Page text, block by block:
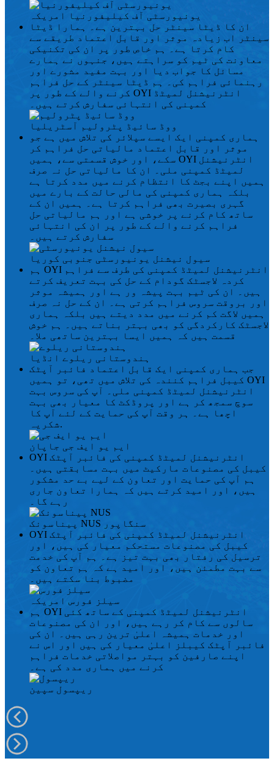
یونیورسٹی آف کیلیفورنیا
امریکہ
ان کا ڈیٹا سینٹر حل بہترین ہے۔ ہمارا ڈیٹا
سینٹر اب زیادہ موثر اور قابل اعتماد طریقے سے
کام کرتا ہے۔ ہم خاص طور پر ان کی تکنیکی
معاونت کی ٹیم کو سراہتے ہیں، جنہوں نے ہمارے
مسائل کا جواب دیا اور بہت مفید مشورے اور
رہنمائی فراہم کی۔ ہم ڈیٹا سینٹر کے حل فراہم
کرنے والے کے طور پر OYI انٹرنیشنل لمیٹڈ
کمپنی کی انتہائی سفارش کرتے ہیں۔
ووڈ سائیڈ پٹرولیم آسٹریلیا
ہماری کمپنی ایک ایسے سپلائر کی تلاش میں ہے جو
موثر اور قابل اعتماد مالیاتی حل فراہم کر
سکے، اور خوش قسمتی سے، ہمیں OYI انٹرنیشنل
لمیٹڈ کمپنی ملی۔ ان کا مالیاتی حل نہ صرف
ہمیں اپنے بجٹ کا انتظام کرنے میں مدد کرتا ہے
بلکہ ہماری کمپنی کی مالی حالت کے بارے میں
گہری بصیرت بھی فراہم کرتا ہے۔ ہمیں ان کے
ساتھ کام کرنے پر خوشی ہے اور ہم مالیاتی حل
فراہم کرنے والے کے طور پر ان کی انتہائی
سفارش کرتے ہیں۔
سیول نیشنل یونیورسٹی جنوبی کوریا
ہم OYI انٹرنیشنل لمیٹڈ کمپنی کی طرف سے فراہم
کردہ لاجسٹک گودام کے حل کی بہت تعریف کرتے
ہیں۔ ان کی ٹیم بہت پیشہ ور ہے اور ہمیشہ موثر
اور بروقت سروس فراہم کرتی ہے۔ ان کے حل نہ صرف
ہمیں لاگت کم کرنے میں مدد دیتے ہیں بلکہ ہماری
لاجسٹک کارکردگی کو بھی بہتر بناتے ہیں۔ ہم خوش
قسمت ہیں کہ ہمیں ایسا بہترین ساتھی ملا۔
ہندوستانی ریلوے انڈیا
جب ہماری کمپنی ایک قابل اعتماد فائبر آپٹک
کیبل فراہم کنندہ کی تلاش میں تھی، تو ہمیں OYI
انٹرنیشنل لمیٹڈ کمپنی ملی۔ آپ کی سروس بہت
سوچ سمجھ کر ہے اور پروڈکٹ کا معیار بھی بہت
اچھا ہے۔ ہر وقت آپ کی حمایت کے لئے آپ کا
شکریہ.
ایم یو ایف جی جاپان
OYI انٹرنیشنل لمیٹڈ کمپنی کی فائبر آپٹک
کیبل کی مصنوعات مارکیٹ میں بہت مسابقتی ہیں۔
ہم آپ کی حمایت اور تعاون کے لیے بے حد مشکور
ہیں، اور امید کرتے ہیں کہ ہمارا تعاون جاری
رہے گا۔
پیناسونک NUS سنگاپور
OYI انٹرنیشنل لمیٹڈ کمپنی کی فائبر آپٹک
کیبل کی مصنوعات مستحکم معیار کی ہیں، اور
ترسیل کی رفتار بھی بہت تیز ہے۔ ہم آپ کی خدمت
سے بہت مطمئن ہیں، اور امید ہے کہ ہم تعاون کو
مضبوط بنا سکتے ہیں۔
سیلز فورس امریکہ
ہم OYI انٹرنیشنل لمیٹڈ کمپنی کے ساتھ کئی
سالوں سے کام کر رہے ہیں، اور ان کی مصنوعات
اور خدمات ہمیشہ اعلیٰ ترین رہی ہیں۔ ان کی
فائبر آپٹک کیبلز اعلیٰ معیار کی ہیں اور اس نے
اپنے صارفین کو بہتر مواصلاتی خدمات فراہم
کرنے میں ہماری مدد کی ہے۔
ریپسول سپین